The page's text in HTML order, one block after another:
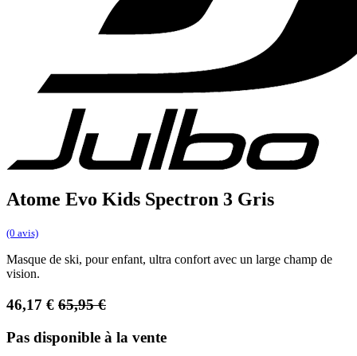
Atome Evo Kids Spectron 3 Gris
(0 avis)
Masque de ski, pour enfant, ultra confort avec un large champ de
vision.
46,17 € 65,95€
Pas disponible à la vente